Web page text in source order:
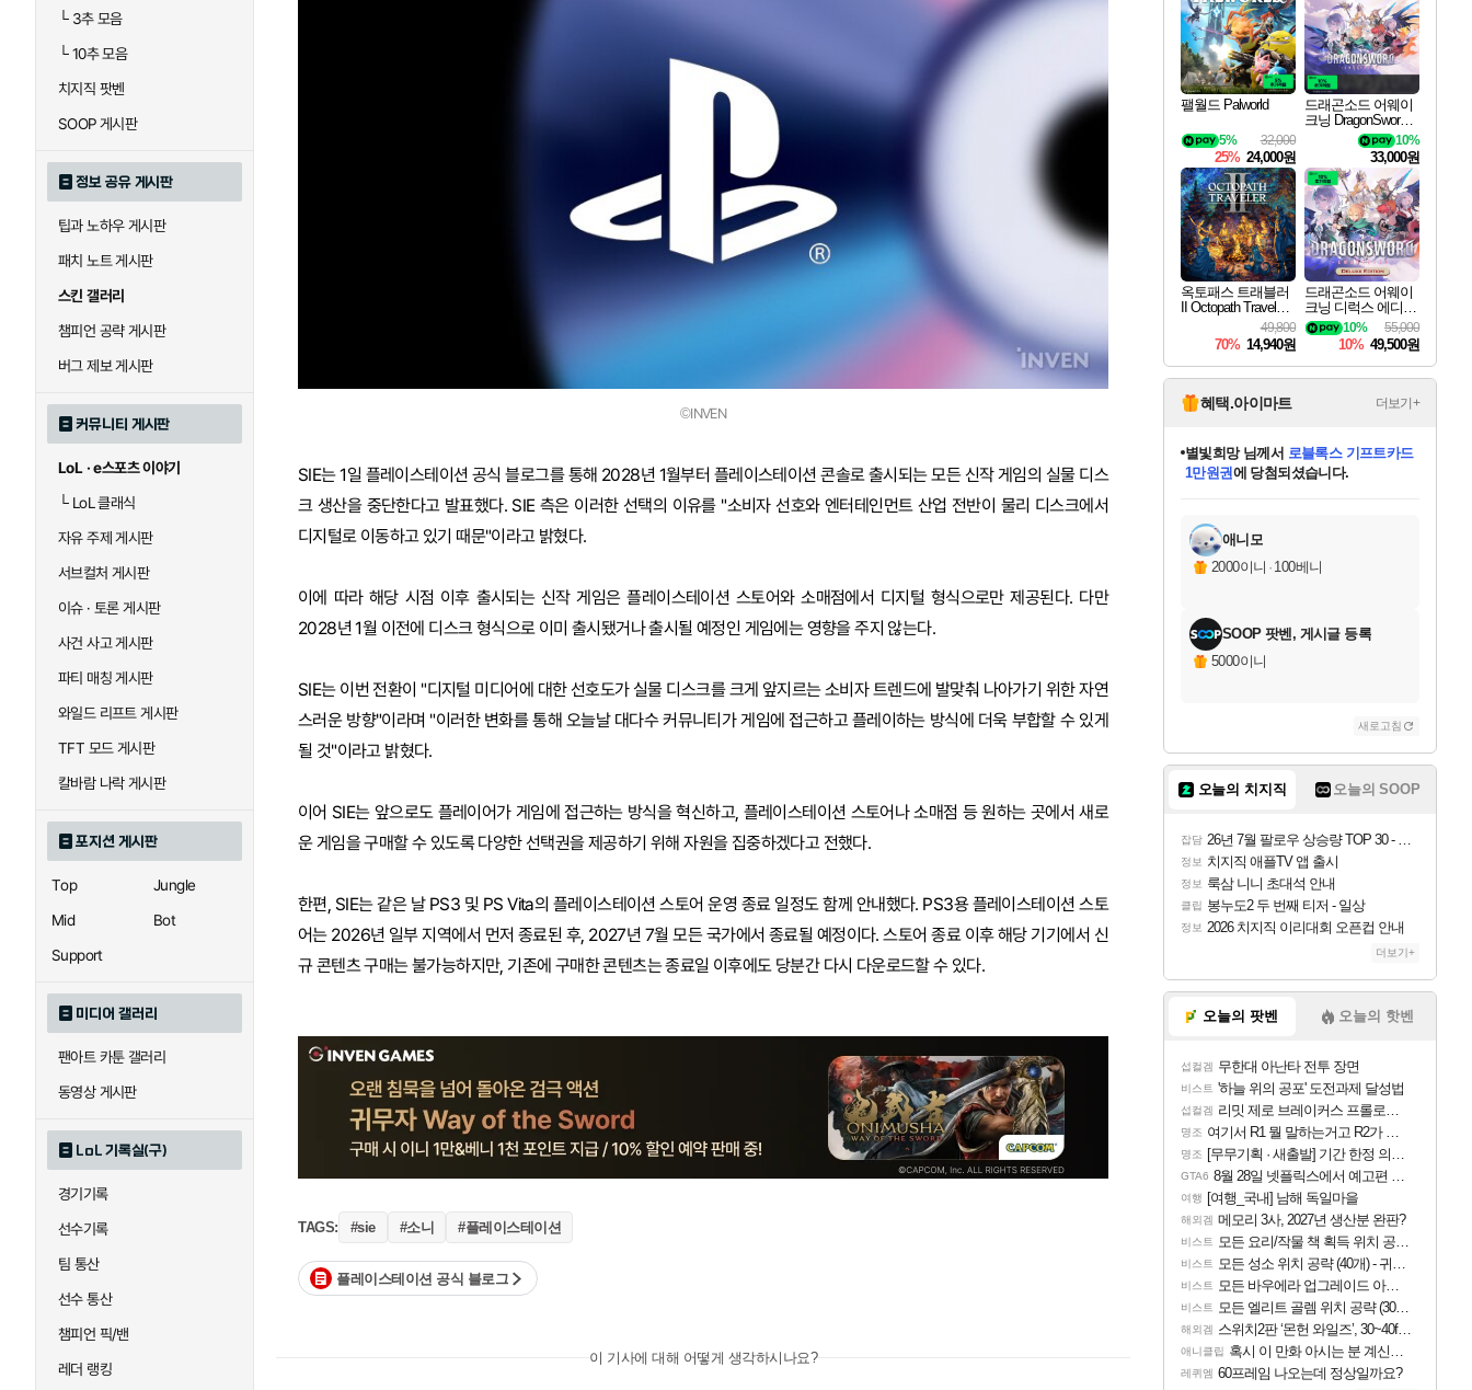
└3추 모음
└10추 모음
치지직 팟벤
SOOP 게시판
정보 공유 게시판
팁과 노하우 게시판
패치 노트 게시판
스킨 갤러리
챔피언 공략 게시판
버그 제보 게시판
커뮤니티 게시판
LoL · e스포츠 이야기
└LoL 클래식
자유 주제 게시판
서브컬처 게시판
이슈 · 토론 게시판
사건 사고 게시판
파티 매칭 게시판
와일드 리프트 게시판
TFT 모드 게시판
칼바람 나락 게시판
포지션 게시판
Top
Jungle
Mid
Bot
Support
미디어 갤러리
팬아트 카툰 갤러리
동영상 게시판
LoL 기록실(구)
경기기록
선수기록
팀 통산
선수 통산
챔피언 픽/밴
레더 랭킹
©INVEN
SIE는 1일 플레이스테이션 공식 블로그를 통해 2028년 1월부터 플레이스테이션 콘솔로 출시되는 모든 신작 게임의 실물 디스
크 생산을 중단한다고 발표했다. SIE 측은 이러한 선택의 이유를 "소비자 선호와 엔터테인먼트 산업 전반이 물리 디스크에서
디지털로 이동하고 있기 때문"이라고 밝혔다.
이에 따라 해당 시점 이후 출시되는 신작 게임은 플레이스테이션 스토어와 소매점에서 디지털 형식으로만 제공된다. 다만
2028년 1월 이전에 디스크 형식으로 이미 출시됐거나 출시될 예정인 게임에는 영향을 주지 않는다.
SIE는 이번 전환이 "디지털 미디어에 대한 선호도가 실물 디스크를 크게 앞지르는 소비자 트렌드에 발맞춰 나아가기 위한 자연
스러운 방향"이라며 "이러한 변화를 통해 오늘날 대다수 커뮤니티가 게임에 접근하고 플레이하는 방식에 더욱 부합할 수 있게
될 것"이라고 밝혔다.
이어 SIE는 앞으로도 플레이어가 게임에 접근하는 방식을 혁신하고, 플레이스테이션 스토어나 소매점 등 원하는 곳에서 새로
운 게임을 구매할 수 있도록 다양한 선택권을 제공하기 위해 자원을 집중하겠다고 전했다.
한편, SIE는 같은 날 PS3 및 PS Vita의 플레이스테이션 스토어 운영 종료 일정도 함께 안내했다. PS3용 플레이스테이션 스토
어는 2026년 일부 지역에서 먼저 종료된 후, 2027년 7월 모든 국가에서 종료될 예정이다. 스토어 종료 이후 해당 기기에서 신
규 콘텐츠 구매는 불가능하지만, 기존에 구매한 콘텐츠는 종료일 이후에도 당분간 다시 다운로드할 수 있다.
TAGS: #sie #소니 #플레이스테이션
플레이스테이션 공식 블로그
이 기사에 대해 어떻게 생각하시나요?
팰월드 Palworld
32,000
5%
25% 24,000원
드래곤소드 어웨이
크닝 DragonSword A
10%
33,000원
옥토패스 트래블러
II Octopath Traveler I
49,800
70% 14,940원
드래곤소드 어웨이
크닝 디럭스 에디션
DragonSword Awake
ning Deluxe Edition
55,000
10%
10% 49,500원
혜택.아이마트 더보기+
교환.
당첨되셨습니다.
당첨되셨습니다.
당첨되셨습니다.
별빛희망님께서 로블록스 기프트카드
1만원권에 당첨되셨습니다.
당첨되셨습니다.
당첨되셨습니다.
당첨되셨습니다.
당첨되셨습니다.
에디션 (스팀코드)
당첨되셨습니다.
애니모
2000이니 · 100베니
SOOP 팟벤, 게시글 등록
5000이니
새로고침
오늘의 치지직 오늘의 SOOP
잡담 26년 7월 팔로우 상승량 TOP 30 - 월간 치지직
정보 치지직 애플TV 앱 출시
정보 룩삼 니니 초대석 안내
클립 봉누도2 두 번째 티저 - 일상
정보 2026 치지직 이리대회 오픈컵 안내
더보기+
오늘의 팟벤 오늘의 핫벤
섭컬겜 무한대 아난타 전투 장면
비스트 '하늘 위의 공포' 도전과제 달성법
섭컬겜 리밋 제로 브레이커스 프롤로그 테스트 후기 영상 업로드
명조 여기서 R1 뭘 말하는거고 R2가 뭘말하는걸까요?
명조 [무무기획 · 새출발] 기간 한정 의뢰 이벤트
GTA6 8월 28일 넷플릭스에서 예고편 공개 예정
여행 [여행_국내] 남해 독일마을
해외겜 메모리 3사, 2027년 생산분 완판?
비스트 모든 요리/작물 책 획득 위치 공략 (36개) - 미식가 도전과제
비스트 모든 성소 위치 공략 (40개) - 귀환한 영혼 도전과제
비스트 모든 바우에라 업그레이드 아이템 획득 위치 공략 (89개)
비스트 모든 엘리트 골렘 위치 공략 (30개) - 방랑 결투가
해외겜 스위치2판 ‘몬헌 와일즈’, 30~40fps 목표 추정
애니클립 혹시 이 만화 아시는 분 계신가요
레퀴엠 60프레임 나오는데 정상일까요?